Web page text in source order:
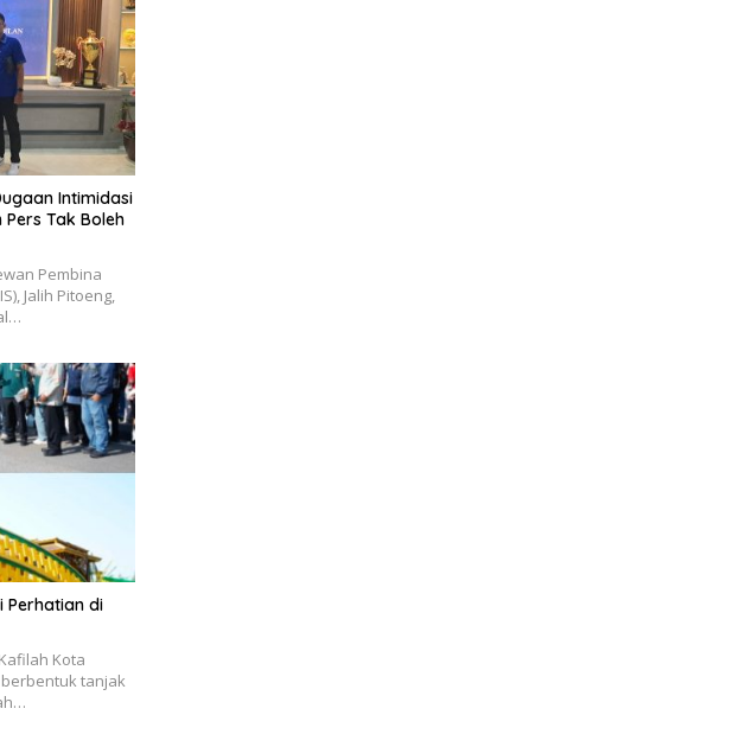
Intimidasi
Tak Boleh
Pembina
Jalih Pitoeng,
Perhatian di
Kafilah Kota
tanjak